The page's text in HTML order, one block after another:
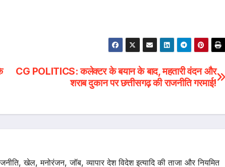
CG POLITICS: कलेक्टर के बयान के बाद, महतारी वंदन और
शराब दुकान पर छत्तीसगढ़ की राजनीति गरमाई!
खेल, मनोरंजन, जॉब, व्यापार देश विदेश इत्यादि की ताजा और नियमित